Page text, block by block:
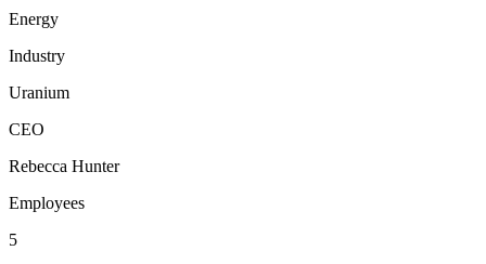
Energy
Industry
Uranium
CEO
Rebecca Hunter
Employees
5